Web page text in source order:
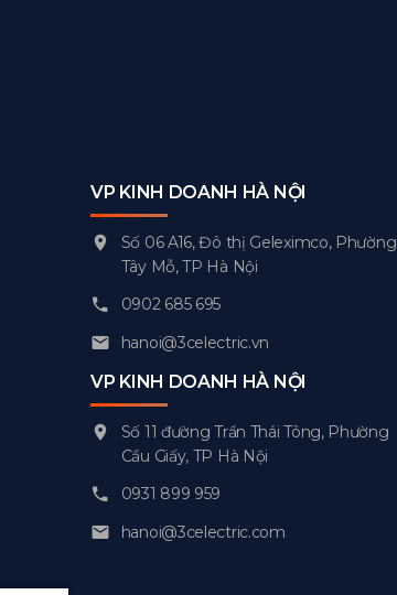
VP KINH DOANH HÀ NỘI
Số 06 A16, Đô thị Geleximco, Phường
Tây Mỗ, TP Hà Nội
0902 685 695
hanoi@3celectric.vn
VP KINH DOANH HÀ NỘI
Số 11 đường Trần Thái Tông, Phường
Cầu Giấy, TP Hà Nội
0931 899 959
hanoi@3celectric.com